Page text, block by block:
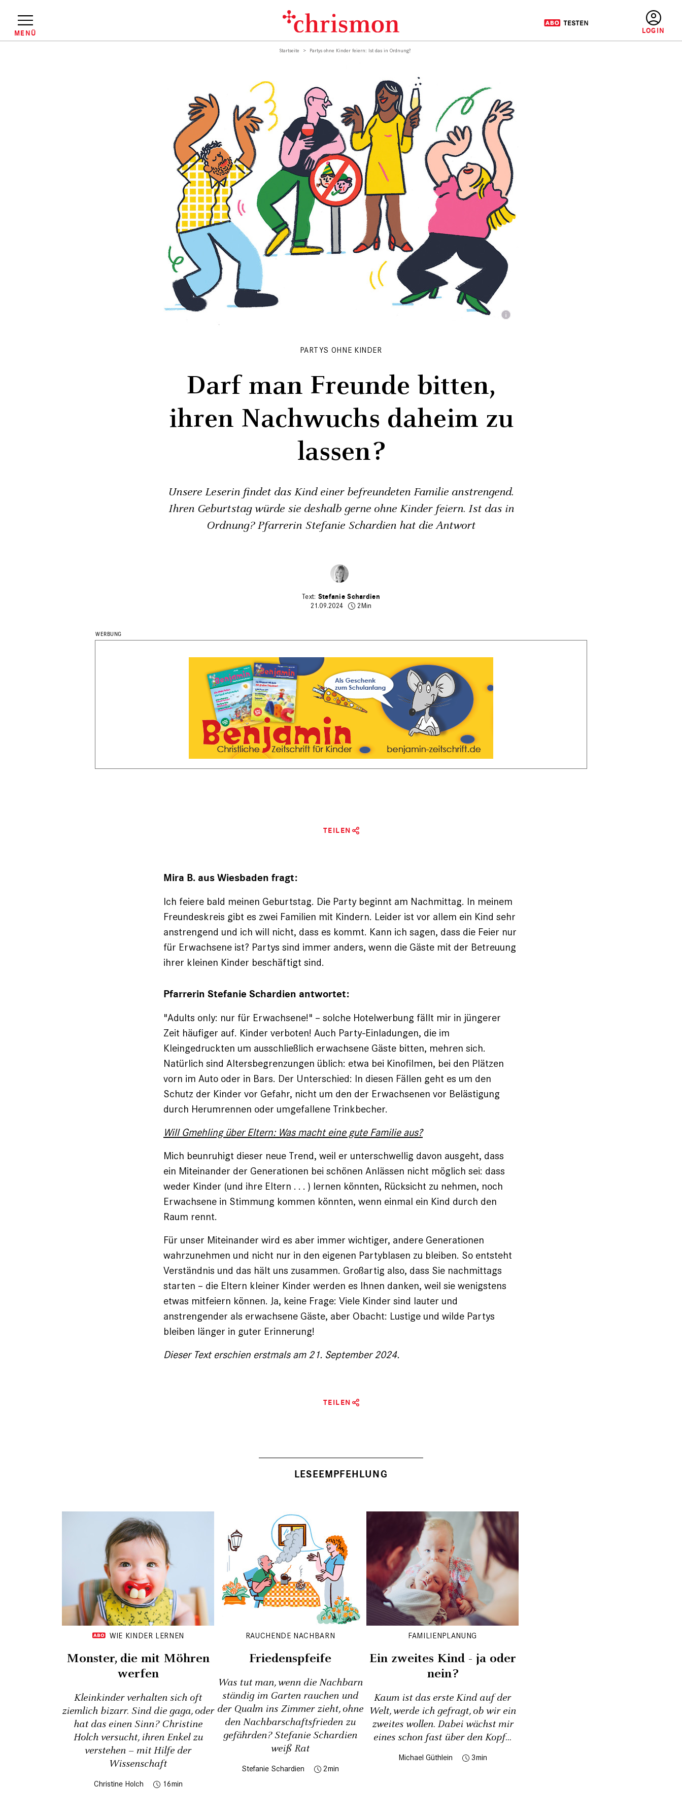
Inhalt
MENÜ
Startseite Partys ohne Kinder feiern: Ist das in Ordnung?
PARTYS OHNE KINDER
Darf man Freunde bitten,
ihren Nachwuchs daheim zu
lassen?
Unsere Leserin findet das Kind einer befreundeten Familie anstrengend.
Ihren Geburtstag würde sie deshalb gerne ohne Kinder feiern. Ist das in
Ordnung? Pfarrerin Stefanie Schardien hat die Antwort
Stefanie Schardien
21.09.2024
2Min
TEILEN
Mira B. aus Wiesbaden fragt:
Ich feiere bald meinen Geburtstag. Die Party beginnt am Nachmittag. In meinem
Freundeskreis gibt es zwei Familien mit Kindern. Leider ist vor allem ein Kind sehr
anstrengend und ich will nicht, dass es kommt. Kann ich sagen, dass die Feier nur
für Erwachsene ist? Partys sind immer anders, wenn die Gäste mit der Betreuung
ihrer kleinen Kinder beschäftigt sind.
Pfarrerin Stefanie Schardien antwortet:
"Adults only: nur für Erwachsene!" – solche Hotelwerbung fällt mir in jüngerer
Zeit häufiger auf. Kinder verboten! Auch Party-Einladungen, die im
Kleingedruckten um ausschließlich erwachsene Gäste bitten, mehren sich.
Natürlich sind Altersbegrenzungen üblich: etwa bei Kinofilmen, bei den Plätzen
vorn im Auto oder in Bars. Der Unterschied: In diesen Fällen geht es um den
Schutz der Kinder vor Gefahr, nicht um den der Erwachsenen vor Belästigung
durch Herum­rennen oder umgefallene Trink­becher.
Will Gmehling über Eltern: Was macht eine gute Familie aus?
Mich beunruhigt dieser neue Trend, weil er unterschwellig davon ausgeht, dass
ein Mit­einander der Generationen bei schönen Anlässen nicht möglich sei: dass
weder Kinder (und ihre Eltern . . . ) lernen könnten, Rücksicht zu nehmen, noch
Erwach­sene in Stimmung kommen ­könn­ten, wenn einmal ein Kind durch den
Raum rennt.
Für unser Mit­einander wird es aber immer wichtiger, andere Generationen
wahrzunehmen und nicht nur in den eigenen Partyblasen zu bleiben. So entsteht
Verständnis und das hält uns zusammen. Groß­artig also, dass Sie nachmittags
starten – die Eltern kleiner Kinder werden es Ihnen danken, weil sie wenigstens
etwas mitfeiern ­können. Ja, keine Frage: Viele Kinder sind lauter und
anstrengender als erwachsene Gäste, aber Obacht: Lustige und wilde Partys
bleiben länger in guter Erinnerung!
Dieser Text erschien erstmals am 21. September 2024.
TEILEN
LESEEMPFEHLUNG
WIE KINDER LERNEN
Monster, die mit Möhren
werfen
Kleinkinder verhalten sich oft
ziemlich bizarr. Sind die gaga, oder
hat das einen Sinn? Christine
Holch versucht, ihren Enkel zu
verstehen – mit Hilfe der
Wissenschaft
Christine Holch 16
RAUCHENDE NACHBARN
Friedenspfeife
Was tut man, wenn die Nachbarn
ständig im Garten rauchen und
der Qualm ins Zimmer zieht, ohne
den Nachbarschaftsfrieden zu
gefährden? Stefanie Schardien
weiß Rat
Stefanie Schardien 2
FAMILIENPLANUNG
Ein zweites Kind - ja oder
nein?
Kaum ist das erste Kind auf der
Welt, werde ich gefragt, ob wir ein
zweites wollen. Dabei wächst mir
eines schon fast über den Kopf...
Michael Güthlein 3